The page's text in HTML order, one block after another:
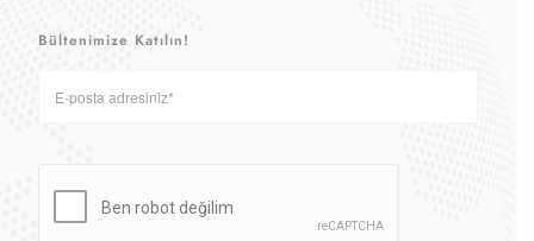
Bültenimize Katılın!